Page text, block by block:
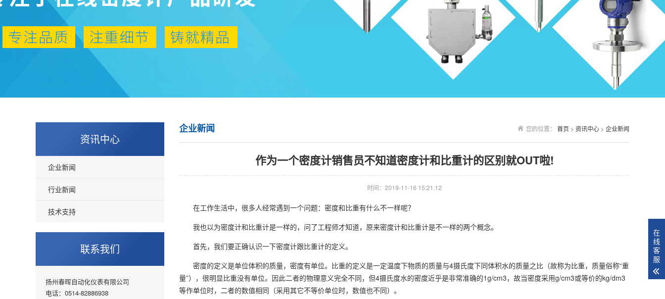
资讯中心
企业新闻
行业新闻
技术支持
联系我们
扬州春晖自动化仪表有限公司
电话：0514-82886938
您的位置： 首页 > 资讯中心 > 企业新闻
企业新闻
作为一个密度计销售员不知道密度计和比重计的区别就OUT啦!
时间：2019-11-16 15:21:12
在工作生活中，很多人经常遇到一个问题：密度和比重有什么不一样呢？
我也以为密度计和比重计是一样的，问了工程师才知道，原来密度计和比重计是不一样的两个概念。
首先，我们要正确认识一下密度计跟比重计的定义。
密度的定义是单位体积的质量，密度有单位。比重的定义是一定温度下物质的质量与4摄氏度下同体积水的质量之比（故称为比重，质量俗称“重
量”），很明显比重没有单位。因此二者的物理意义完全不同，但4摄氏度水的密度近乎是非常准确的1g/cm3，故当密度采用g/cm3或等价的kg/dm3
等作单位时，二者的数值相同（采用其它不等价单位时，数值也不同）。
在
线
客
服